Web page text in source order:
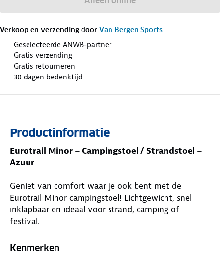
Verkoop en verzending door Van Bergen Sports
Geselecteerde ANWB-partner
Gratis verzending
Gratis retourneren
30 dagen bedenktijd
Productinformatie
Eurotrail Minor – Campingstoel / Strandstoel –
Azuur
Geniet van comfort waar je ook bent met de
Eurotrail Minor campingstoel! Lichtgewicht, snel
inklapbaar en ideaal voor strand, camping of
festival.
De stoel is verkrijgbaar in vrolijke zomerse kleuren
Kenmerken